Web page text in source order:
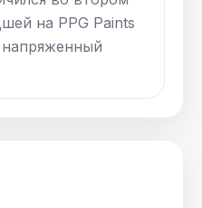
на PPG Paints